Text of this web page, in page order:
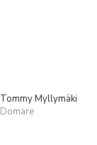
Tommy Myllymäki
Domare